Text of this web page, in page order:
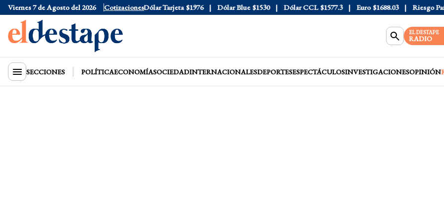
Viernes 7 de Agosto del 2026 Cotizaciones
Dólar Oficial $1520 Dólar Tarjeta $1976 Dólar Blue $1530 Dólar CCL $1577.3 Euro $1688.03 Riesgo País
EL DESTAPE
RADIO
SECCIONES POLÍTICAECONOMÍASOCIEDADINTERNACIONALESDEPORTESESPECTÁCULOSINVESTIGACIONESOPINIÓN